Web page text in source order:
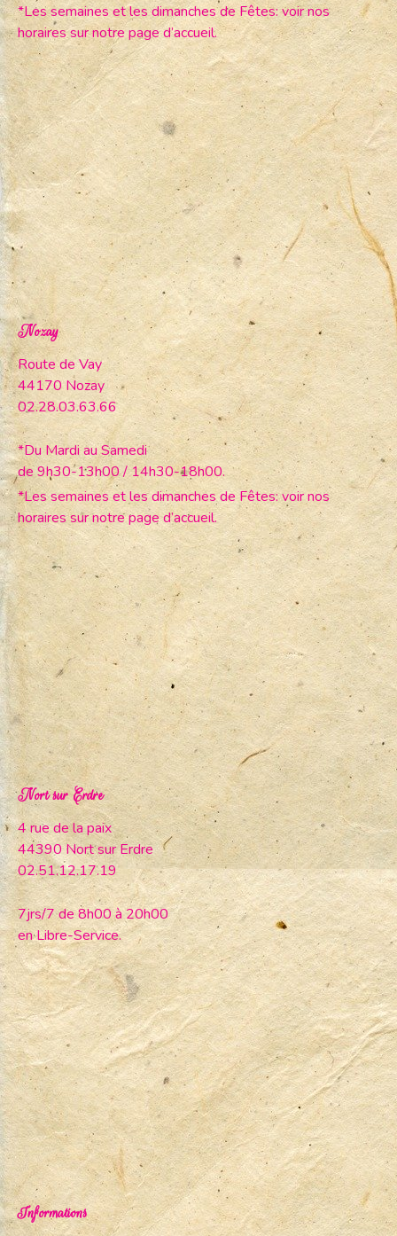
*Les semaines et les dimanches de Fêtes: voir nos
horaires sur notre page d’accueil.
Nozay
Route de Vay
44170 Nozay
02.28.03.63.66
*Du Mardi au Samedi
de 9h30-13h00 / 14h30-18h00.
*Les semaines et les dimanches de Fêtes: voir nos
horaires sur notre page d’accueil.
Nort sur Erdre
4 rue de la paix
44390 Nort sur Erdre
02.51.12.17.19
7jrs/7 de 8h00 à 20h00
en Libre-Service.
Informations